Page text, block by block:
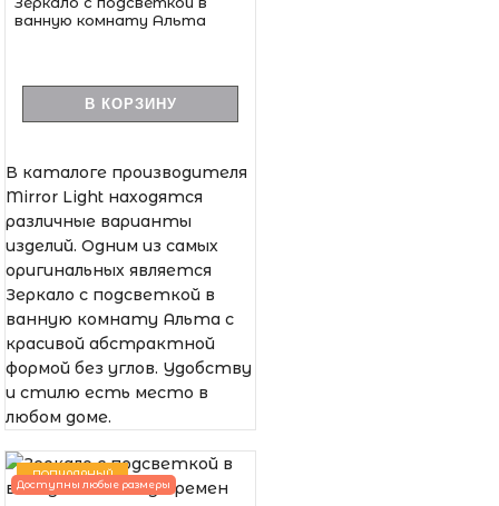
ванную комнату Альта
В КОРЗИНУ
В каталоге производителя
Mirror Light находятся
различные варианты
изделий. Одним из самых
оригинальных является
Зеркало с подсветкой в
ванную комнату Альта с
красивой абстрактной
формой без углов. Удобству
и стилю есть место в
любом доме.
ПОПУЛЯРНЫЙ
Доступны любые размеры